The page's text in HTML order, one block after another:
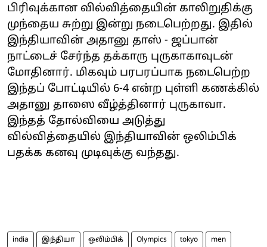
பிரிவுக்கான வில்வித்தையின் காலிறுதிக்கு
முந்தைய சுற்று இன்று நடைபெற்றது. இதில்
இந்தியாவின் அதானு தாஸ் - ஜப்பான்
நாட்டைச் சேர்ந்த தக்காரு புருகாகாவுடன்
மோதினார். மிகவும் பரபரப்பாக நடைபெற்ற
இந்தப் போட்டியில் 6-4 என்ற புள்ளி கணக்கில்
அதானு தாஸை வீழ்த்தினார் புருகாவா.
இந்தத் தோல்வியை அடுத்து
வில்வித்தையில் இந்தியாவின் ஒலிம்பிக்
பதக்க கனவு முடிவுக்கு வந்தது.
india இந்தியா ஒலிம்பிக் Olympics tokyo men